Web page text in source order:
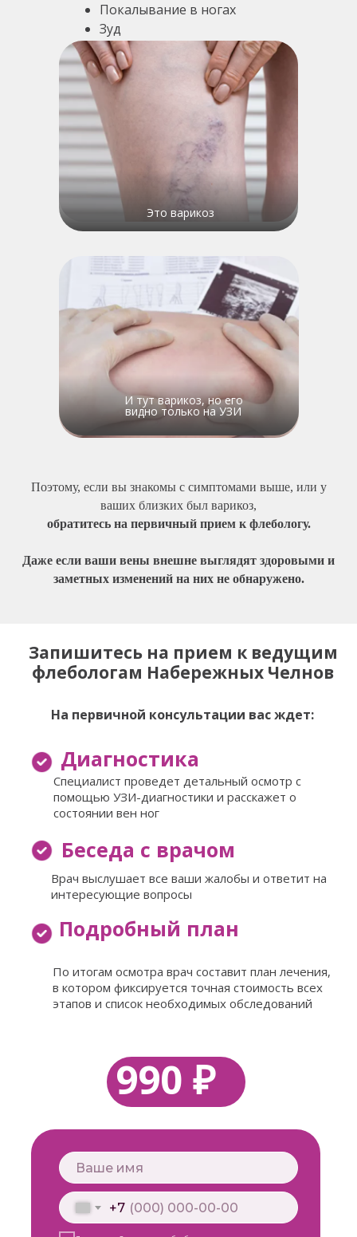
Это варикоз
Покалывание в ногах
Зуд
И тут варикоз, но его
видно только на УЗИ
Поэтому, если вы знакомы с симптомами выше, или у
ваших близких был варикоз,
обратитесь на первичный прием к флебологу.
Даже если ваши вены внешне выглядят здоровыми и
заметных изменений на них не обнаружено.
Запишитесь на прием к ведущим
флебологам Набережных Челнов
Диагностика
Специалист проведет детальный осмотр с
помощью УЗИ-диагностики и расскажет о
состоянии вен ног
Беседа с врачом
Врач выслушает все ваши жалобы и ответит на
интересующие вопросы
Подробный план
По итогам осмотра врач составит план лечения,
в котором фиксируется точная стоимость всех
этапов и список необходимых обследований
На первичной консультации вас ждет:
990 ₽
+7